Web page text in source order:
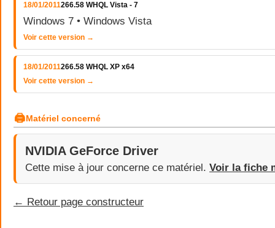
18/01/2011266.58 WHQL Vista - 7
Windows 7 • Windows Vista
Voir cette version →
18/01/2011266.58 WHQL XP x64
Voir cette version →
🖨Matériel concerné
NVIDIA GeForce Driver
Cette mise à jour concerne ce matériel. Voir la fiche
← Retour page constructeur